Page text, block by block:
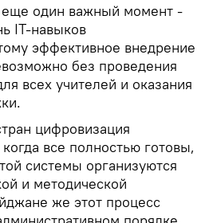
еще один важный момент -
IT-навыков
эффективное внедрение
без проведения
всех учителей и оказания
цифровизация
все полностью готовы,
системы организуются
и методической
же этот процесс